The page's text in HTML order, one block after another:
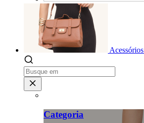
Acessórios
Categoria